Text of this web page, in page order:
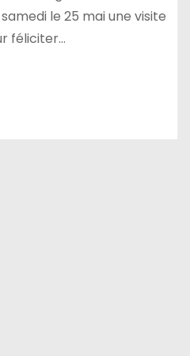
le 25 mai une visite
féliciter…